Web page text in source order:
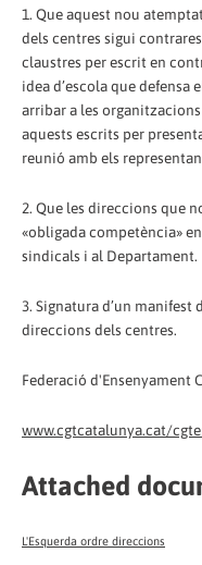
1. Que aquest nou
dels centres sigui
claustres per escrit en
idea d’escola que defensa
arribar a les
aquests escrits per
reunió amb els
2. Que les direccions que
«obligada competència»
sindicals i al Departament.
3. Signatura d’un manifest
direccions dels centres.
Federació d'Ensenyament
www.cgtcatalunya.cat/
Attached
L'Esquerda ordre direccions